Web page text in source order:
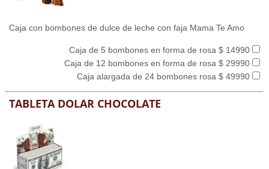
Caja con bombones de dulce de leche con faja Mama Te Amo
Caja de 5 bombones en forma de rosa $ 14990
Caja de 12 bombones en forma de rosa $ 29990
Caja alargada de 24 bombones rosa $ 49990
TABLETA DOLAR CHOCOLATE